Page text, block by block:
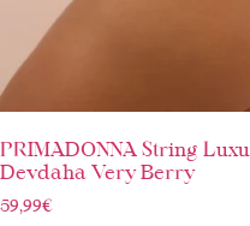
PRIMADONNA String
Devdaha Very Berry
59,99€